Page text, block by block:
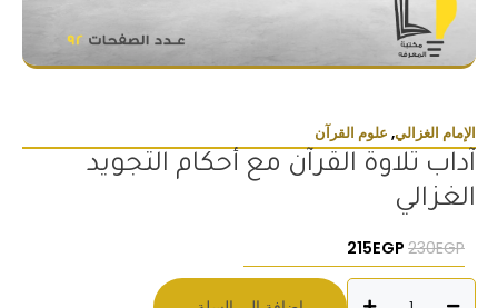
الإمام الغزالي, علوم القرآن
آداب تلاوة القرآن مع أحكام التجويد
الغزالي
230EGP السعر الأصلي هو: 230EGP.
215EGP